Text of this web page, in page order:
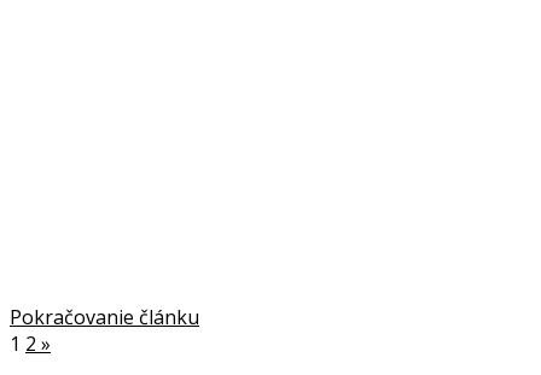
Pokračovanie článku
1 2 »